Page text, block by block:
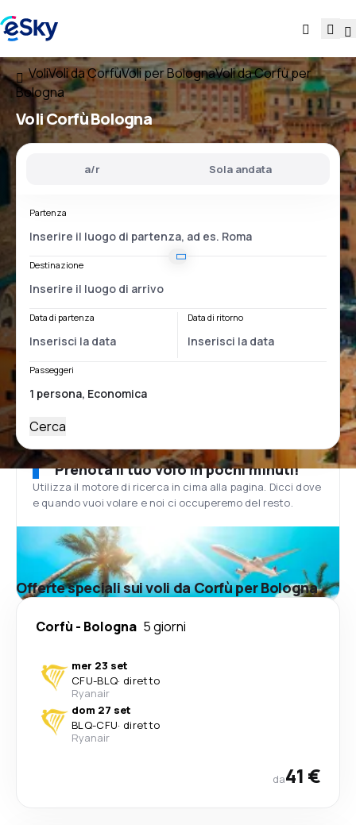
VoliVoli da CorfùVoli per BolognaVoli da Corfù per
Bologna
VoliCorfù Bologna
a/r Sola andata
Partenza
Destinazione
Data di partenza Data di ritorno
Passeggeri
Cerca
Prenota il tuo volo in pochi minuti!
Utilizza il motore di ricerca in cima alla pagina. Dicci dove
e quando vuoi volare e noi ci occuperemo del resto.
Offerte speciali sui voli da Corfù per Bologna
Corfù - Bologna 5 giorni
mer 23 set
CFU-BLQ· diretto
Ryanair
dom 27 set
BLQ-CFU· diretto
Ryanair
da41 €